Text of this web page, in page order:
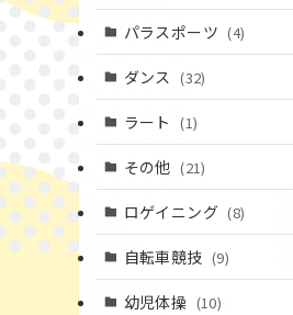
(16)
(12)
(19)
(11)
(3)
(14)
(4)
(20)
(1)
(23)
(9)
(16)
(7)
パラスポーツ (4)
ダンス (32)
(3)
(2)
ラート (1)
その他 (21)
(4)
(1)
ロゲイニング (8)
自転車競技 (9)
幼児体操 (10)